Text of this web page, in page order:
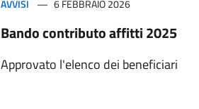
AVVISI 6 FEBBRAIO 2026
Bando contributo affitti 2025
Approvato l'elenco dei beneficiari